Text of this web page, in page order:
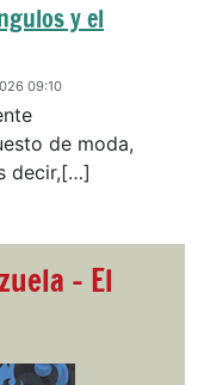
y el
09:10
de moda,
decir,[…]
- El